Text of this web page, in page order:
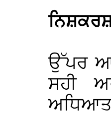
ਉੱਪਰ
ਸਹੀ